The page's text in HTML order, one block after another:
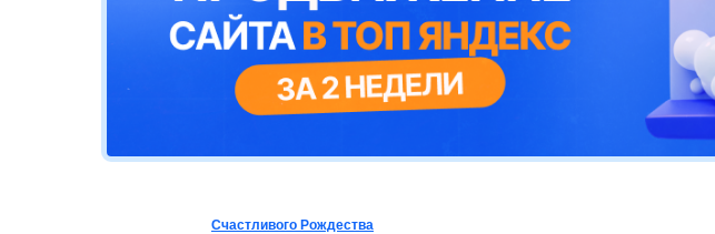
Счастливого Рождества